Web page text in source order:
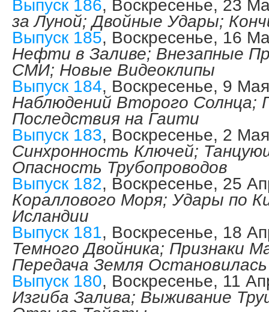
Выпуск 186, Воскресенье, 23
за Луной; Двойные Удары;
Выпуск 185, Воскресенье, 16
Нефти в Заливе; Внезапные
СМИ; Новые Видеоклипы
Выпуск 184, Воскресенье, 9
Наблюдений Второго Солнца;
Последствия на Гаити
Выпуск 183, Воскресенье, 2
Синхронность Ключей;
Опасность Трубопроводов
Выпуск 182, Воскресенье, 25
Кораллового Моря; Удары по
Исландии
Выпуск 181, Воскресенье, 18
Темного Двойника; Признаки
Передача Земля Остановилась
Выпуск 180, Воскресенье, 11
Изгиба Залива; Выживание